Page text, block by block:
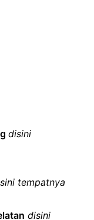
disini
tempatnya
disini